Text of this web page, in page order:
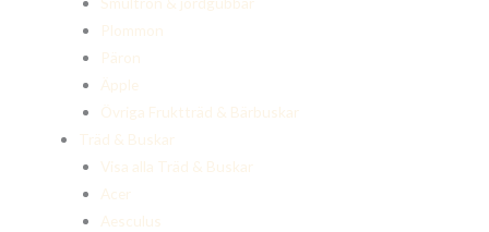
Plommon
Päron
Äpple
Övriga Fruktträd & Bärbuskar
Träd & Buskar
Visa alla Träd & Buskar
Acer
Aesculus